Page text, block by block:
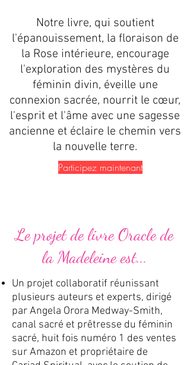
​​Notre livre, qui soutient
l'épanouissement, la floraison de
la Rose intérieure, encourage
l'exploration des mystères du
féminin divin, éveille une
connexion sacrée, nourrit le cœur,
l'esprit et l'âme avec une sagesse
ancienne et éclaire le chemin vers
la nouvelle terre.
Participez maintenant
Le projet de livre Oracle de
la Madeleine est...
Un projet collaboratif réunissant
plusieurs auteurs et experts, dirigé
par Angela Orora Medway-Smith,
canal sacré et prêtresse du féminin
sacré, huit fois numéro 1 des ventes
sur Amazon et propriétaire de